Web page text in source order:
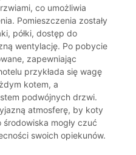
co umożliwia
Pomieszczenia zostały
półki, dostęp do
wentylację. Po pobycie
zapewniając
przykłada się wagę
kotem, a
podwójnych drzwi.
atmosferę, by koty
mogły czuć
swoich opiekunów.